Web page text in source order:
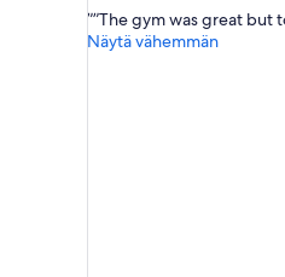
10,
Loistava,
”The gym was great but
Näytä vähemmän